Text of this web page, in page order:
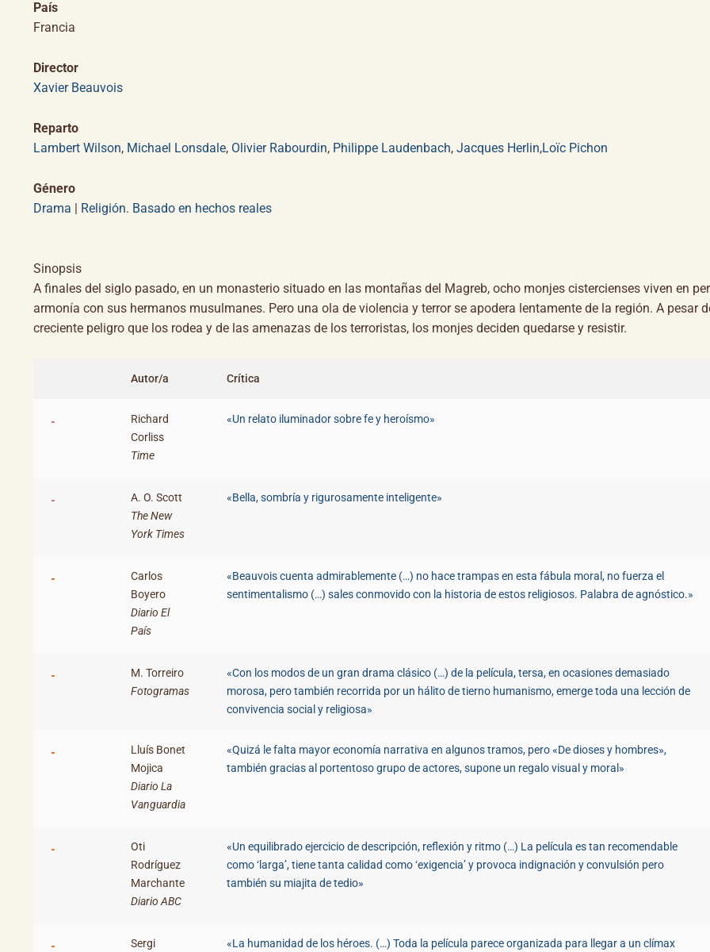
País
Francia
Director
Xavier Beauvois
Reparto
Lambert Wilson, Michael Lonsdale, Olivier Rabourdin, Philippe Laudenbach, Jacques Herlin,Loïc Pichon
Género
Drama | Religión. Basado en hechos reales
Sinopsis
A finales del siglo pasado, en un monasterio situado en las montañas del Magreb, ocho monjes cistercienses viven en
armonía con sus hermanos musulmanes. Pero una ola de violencia y terror se apodera lentamente de la región. A pesar
creciente peligro que los rodea y de las amenazas de los terroristas, los monjes deciden quedarse y resistir.
Autor/a Crítica
Richard
Corliss
Time
«Un relato iluminador sobre fe y heroísmo»
A. O. Scott
The New
York Times
«Bella, sombría y rigurosamente inteligente»
Carlos
Boyero
Diario El
País
«Beauvois cuenta admirablemente (…) no hace trampas en esta fábula moral, no fuerza el
sentimentalismo (…) sales conmovido con la historia de estos religiosos. Palabra de agnóstico.»
M. Torreiro
Fotogramas
«Con los modos de un gran drama clásico (…) de la película, tersa, en ocasiones demasiado
morosa, pero también recorrida por un hálito de tierno humanismo, emerge toda una lección de
convivencia social y religiosa»
Lluís Bonet
Mojica
Diario La
Vanguardia
«Quizá le falta mayor economía narrativa en algunos tramos, pero «De dioses y hombres»,
también gracias al portentoso grupo de actores, supone un regalo visual y moral»
Oti
Rodríguez
Marchante
Diario ABC
«Un equilibrado ejercicio de descripción, reflexión y ritmo (…) La película es tan recomendable
como ‘larga’, tiene tanta calidad como ‘exigencia’ y provoca indignación y convulsión pero
también su miajita de tedio»
Sergi
«La humanidad de los héroes. (…) Toda la película parece organizada para llegar a un clímax